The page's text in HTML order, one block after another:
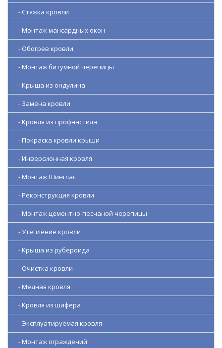
- Стяжка кровли
- Монтаж мансардных окон
- Обогрев кровли
- Монтаж битумной черепицы
- Крыша из ондулина
- Замена кровли
- Кровля из профнастила
- Покраска кровли крыши
- Инверсионная кровля
- Монтаж Шинглас
- Реконструкция кровли
- Монтаж цементно-песчаной черепицы
- Утепление кровли
- Крыша из рубероида
- Очистка кровли
- Медная кровля
- Кровля из шифера
- Эксплуатируемая кровля
- Монтаж ограждений